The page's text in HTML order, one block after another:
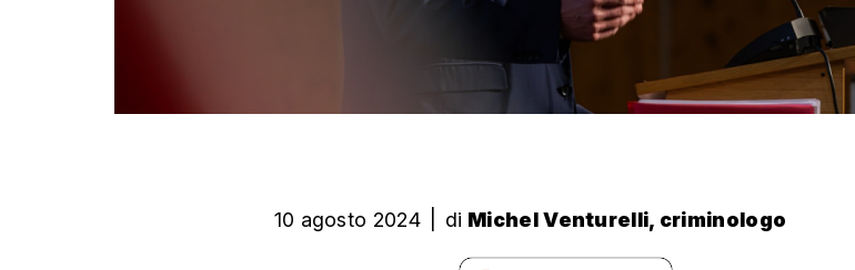
10 agosto 2024 di Michel Venturelli, criminologo